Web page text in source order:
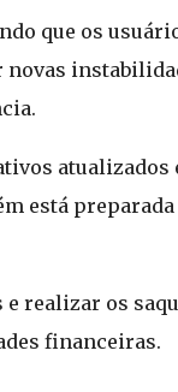
que os
atualizados
está
realizar os
financeiras.